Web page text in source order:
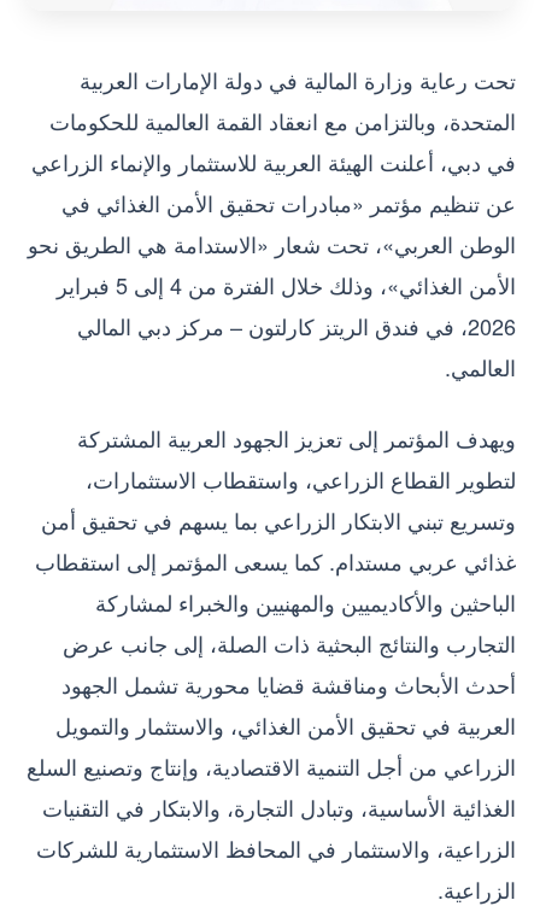
تحت رعاية وزارة المالية في دولة الإمارات العربية
المتحدة، وبالتزامن مع انعقاد القمة العالمية للحكومات
في دبي، أعلنت الهيئة العربية للاستثمار والإنماء الزراعي
عن تنظيم مؤتمر «مبادرات تحقيق الأمن الغذائي في
الوطن العربي»، تحت شعار «الاستدامة هي الطريق نحو
الأمن الغذائي»، وذلك خلال الفترة من 4 إلى 5 فبراير
2026، في فندق الريتز كارلتون – مركز دبي المالي
العالمي.
ويهدف المؤتمر إلى تعزيز الجهود العربية المشتركة
لتطوير القطاع الزراعي، واستقطاب الاستثمارات،
وتسريع تبني الابتكار الزراعي بما يسهم في تحقيق أمن
غذائي عربي مستدام. كما يسعى المؤتمر إلى استقطاب
الباحثين والأكاديميين والمهنيين والخبراء لمشاركة
التجارب والنتائج البحثية ذات الصلة، إلى جانب عرض
أحدث الأبحاث ومناقشة قضايا محورية تشمل الجهود
العربية في تحقيق الأمن الغذائي، والاستثمار والتمويل
الزراعي من أجل التنمية الاقتصادية، وإنتاج وتصنيع السلع
الغذائية الأساسية، وتبادل التجارة، والابتكار في التقنيات
الزراعية، والاستثمار في المحافظ الاستثمارية للشركات
الزراعية.